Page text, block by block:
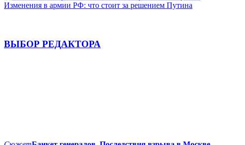
Изменения в армии РФ: что стоит за решением Путина
ВЫБОР РЕДАКТОРА